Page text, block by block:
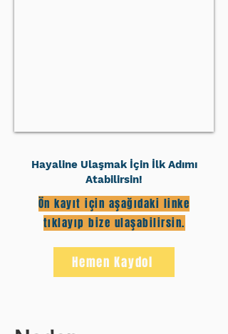
Hayaline Ulaşmak İçin İlk Adımı
Atabilirsin!
Ön kayıt için aşağıdaki linke
tıklayıp bize ulaşabilirsin.
Hemen Kaydol